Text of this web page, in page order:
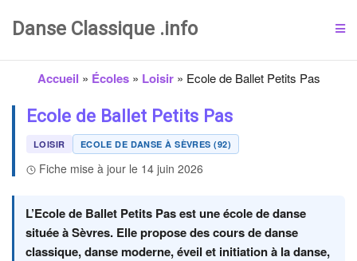
Danse Classique .info
Accueil » Écoles» Loisir» Ecole de Ballet Petits Pas
Ecole de Ballet Petits Pas
LOISIR ECOLE DE DANSE À SÈVRES (92)
Fiche mise à jour le 14 juin 2026
L’Ecole de Ballet Petits Pas est une école de danse
située à Sèvres. Elle propose des cours de danse
classique, danse moderne, éveil et initiation à la danse,